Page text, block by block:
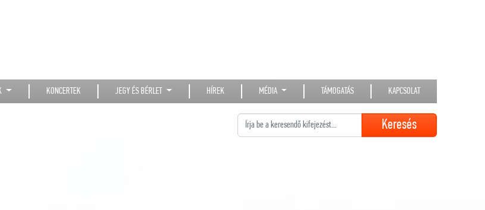
KONCERTEK JEGY ÉS BÉRLET HÍREK MÉDIA TÁMOGATÁS KAPCSOLAT
Keresés